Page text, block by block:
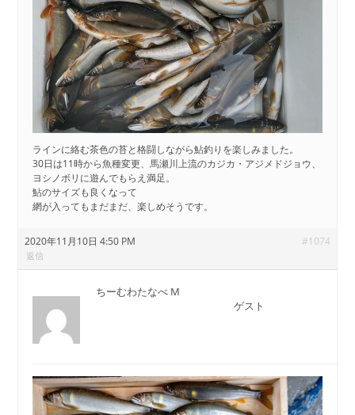
ラインに絡む茶色の苔と格闘しながら鮎釣りを楽しみました。
30日は11時から魚種変更、馬瀬川上流のカジカ・アジメドジョウ、
ヨシノボリに遊んでもらえ満足。
鮎のサイズも良くなって
網が入ってもまだまだ、楽しめそうです。
2020年11月10日 4:50 PM #1074
返信
ちーむわたなべ M
ゲスト